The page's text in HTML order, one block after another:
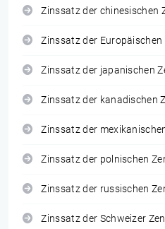
Zinssatz der chinesischen
Zinssatz der
Zinssatz der japanischen
Zinssatz der kanadischen
Zinssatz der
Zinssatz der polnischen
Zinssatz der russischen
Zinssatz der Schweizer